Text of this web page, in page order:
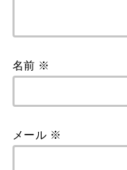
名前 ※
メール ※